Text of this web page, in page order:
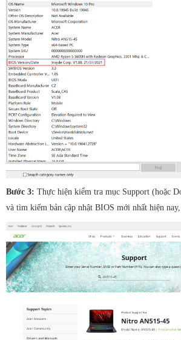
Bước 3: Thực hiện kiểm tra mục Support (hoặc
và tìm kiếm bản cập nhật BIOS mới nhất hiện